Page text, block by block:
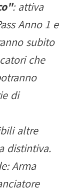
: attiva
Anno 1 e
subito
che
di
altre
distintiva.
Arma